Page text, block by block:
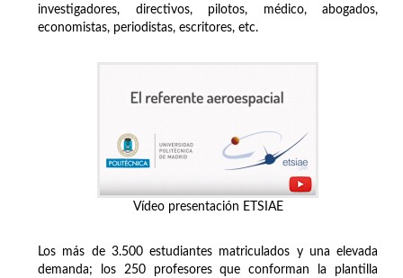
investigadores, directivos, pilotos, médico, abogados,
economistas, periodistas, escritores, etc.
Vídeo presentación ETSIAE
Los más de 3.500 estudiantes matriculados y una elevada
demanda; los 250 profesores que conforman la plantilla